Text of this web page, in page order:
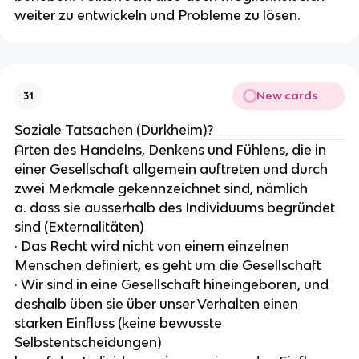
weiter zu entwickeln und Probleme zu lösen.
31 New cards
Soziale Tatsachen (Durkheim)?
Arten des Handelns, Denkens und Fühlens, die in
einer Gesellschaft allgemein auftreten und durch
zwei Merkmale gekennzeichnet sind, nämlich
a. dass sie ausserhalb des Individuums begründet
sind (Externalitäten)
· Das Recht wird nicht von einem einzelnen
Menschen definiert, es geht um die Gesellschaft
· Wir sind in eine Gesellschaft hineingeboren, und
deshalb üben sie über unser Verhalten einen
starken Einfluss (keine bewusste
Selbstentscheidungen)